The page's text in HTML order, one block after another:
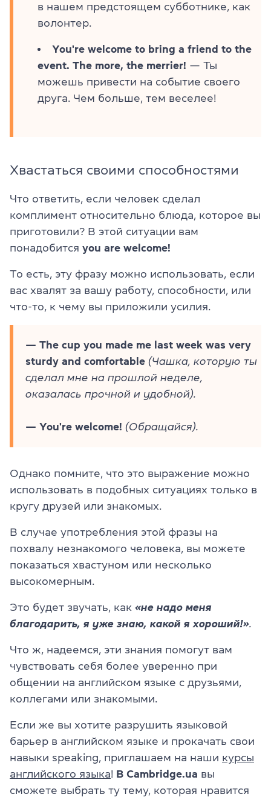
в нашем предстоящем субботнике, как
волонтер.
You're welcome to bring a friend to the
event. The more, the merrier! — Ты
можешь привести на событие своего
друга. Чем больше, тем веселее!
Хвастаться своими способностями
Что ответить, если человек сделал
комплимент относительно блюда, которое вы
приготовили? В этой ситуации вам
понадобится you are welcome!
То есть, эту фразу можно использовать, если
вас хвалят за вашу работу, способности, или
что-то, к чему вы приложили усилия.
— The cup you made me last week was very
sturdy and comfortable (Чашка, которую ты
сделал мне на прошлой неделе,
оказалась прочной и удобной).
— You're welcome! (Обращайся).
Однако помните, что это выражение можно
использовать в подобных ситуациях только в
кругу друзей или знакомых.
В случае употребления этой фразы на
похвалу незнакомого человека, вы можете
показаться хвастуном или несколько
высокомерным.
Это будет звучать, как «не надо меня
благодарить, я уже знаю, какой я хороший!»
Что ж, надеемся, эти знания помогут вам
чувствовать себя более уверенно при
общении на английском языке с друзьями,
коллегами или знакомыми.
Если же вы хотите разрушить языковой
барьер в английском языке и прокачать свои
навыки speaking, приглашаем на наши курсы
английского языка! В Cambridge.ua вы
сможете выбрать ту тему, которая нравится